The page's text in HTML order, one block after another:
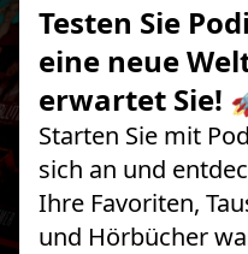
Testen Sie
eine neue
erwartet Sie!
Starten Sie mit
sich an und
Ihre Favoriten,
und Hörbücher